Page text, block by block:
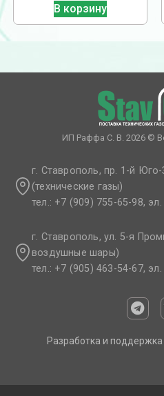
В корзину
ИП Раффа С. В. 2026 ©
г. Ставрополь, пр. 1-й
(технические газы)
тел.: +7 (909) 755-65-98,
г. Ставрополь, ул. 5-я
воздушные шары)
тел.: +7 (905) 463-54-67,
Разработка и поддержка